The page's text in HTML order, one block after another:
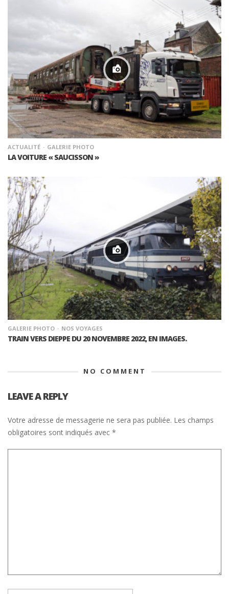
ACTUALITÉ GALERIE PHOTO
LA VOITURE « SAUCISSON »
GALERIE PHOTO NOS VOYAGES
TRAIN VERS DIEPPE DU 20 NOVEMBRE 2022, EN IMAGES.
NO COMMENT
LEAVE A REPLY
Votre adresse de messagerie ne sera pas publiée. Les champs
obligatoires sont indiqués avec *